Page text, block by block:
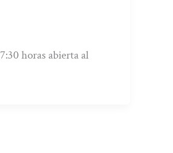
horas abierta al